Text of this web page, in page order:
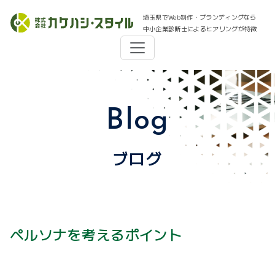
埼玉県でWeb制作・ブランディングなら
中小企業診断士によるヒアリングが特徴
Blog
ブログ
ペルソナを考えるポイント